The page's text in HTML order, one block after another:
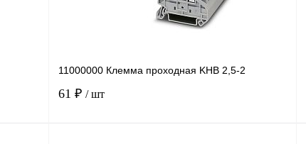
11000000 Клемма проходная KHB 2,5-2
61 ₽ / шт